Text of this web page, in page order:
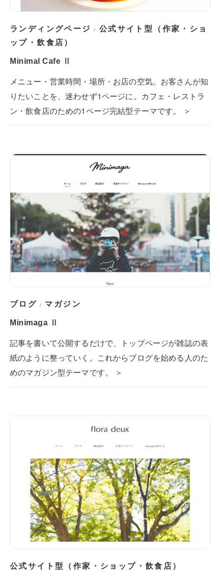
ランディングページ / 公式サイト型（作家・ショ
ップ・飲食店）
Minimal Cafe Ⅱ
メニュー・営業時間・場所・お店の空気。お客さんが知
りたいことを、迷わせず1ページに。カフェ・レストラ
ン・飲食店のための1ページ完結型テーマです。 ＞
ブログ / マガジン
Minimaga Ⅱ
記事を書いて公開するだけで、トップページが雑誌の表
紙のように整っていく。これからブログを始める人のた
めのマガジン型テーマです。 ＞
公式サイト型（作家・ショップ・飲食店）